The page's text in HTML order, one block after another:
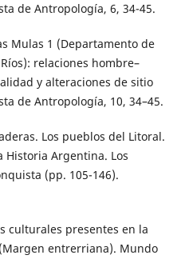
de Antropología, 6, 34-45.
Mulas 1 (Departamento de
relaciones hombre–
y alteraciones de sitio
de Antropología, 10, 34–45.
Los pueblos del Litoral.
Historia Argentina. Los
(pp. 105-146).
culturales presentes en la
entrerriana). Mundo